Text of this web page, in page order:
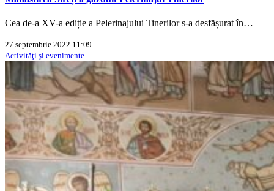
Cea de-a XV-a ediție a Pelerinajului Tinerilor s-a desfășurat în…
27 septembrie 2022 11:09
Activităţi şi evenimente